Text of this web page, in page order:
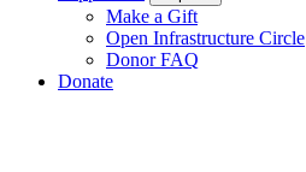
Make a Gift
Open Infrastructure Circle
Donor FAQ
Donate